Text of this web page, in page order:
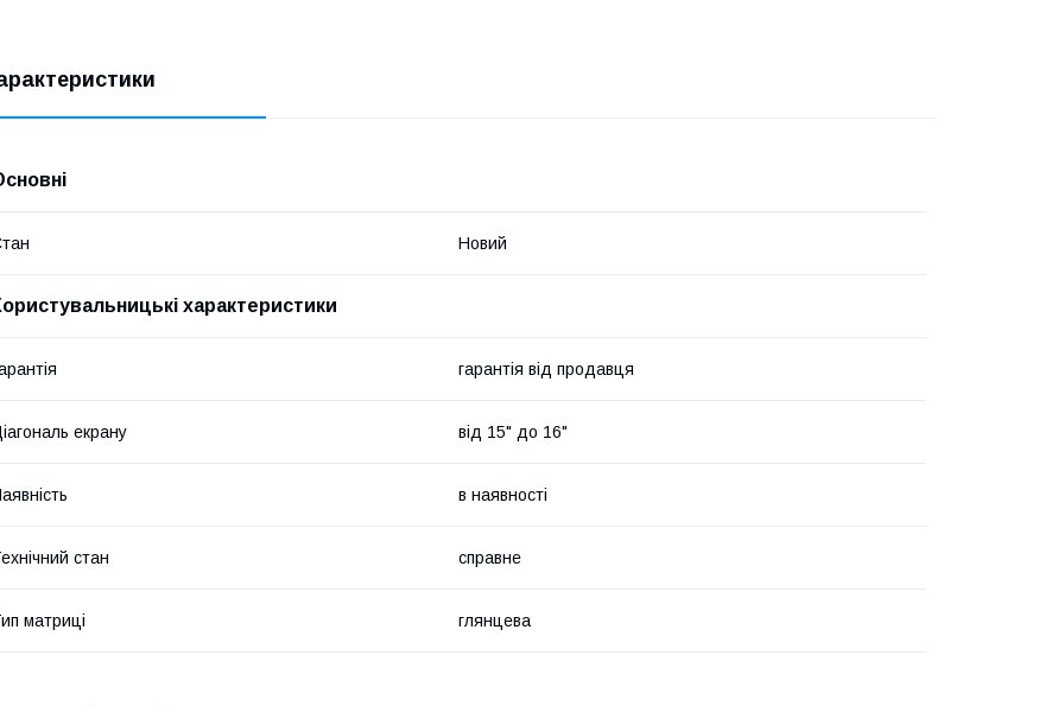
Новий
характеристики
гарантія від продавця
екрану від 15" до 16"
в наявності
стан справне
матриці глянцева